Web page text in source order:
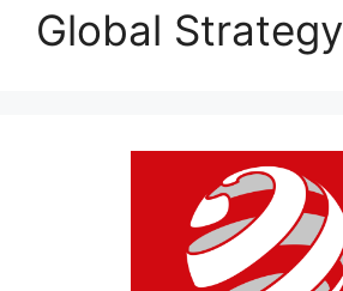
Global Strategy